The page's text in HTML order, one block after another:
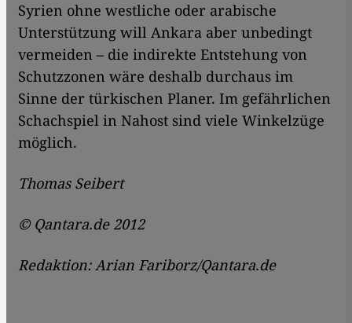
Syrien ohne westliche oder arabische
Unterstützung will Ankara aber unbedingt
vermeiden – die indirekte Entstehung von
Schutzzonen wäre deshalb durchaus im
Sinne der türkischen Planer. Im gefährlichen
Schachspiel in Nahost sind viele Winkelzüge
möglich.
Thomas Seibert
© Qantara.de 2012
Redaktion: Arian Fariborz/Qantara.de